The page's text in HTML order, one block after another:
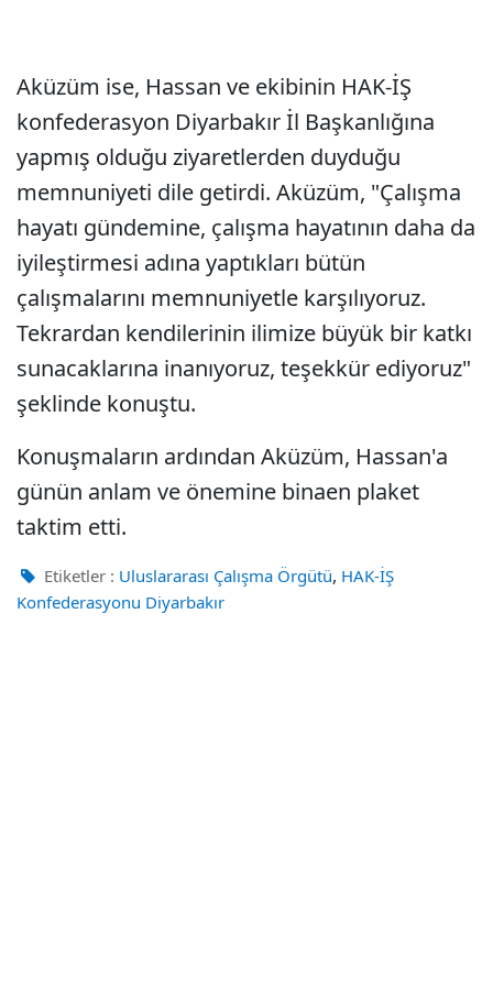
Aküzüm ise, Hassan ve ekibinin HAK-İŞ
konfederasyon Diyarbakır İl Başkanlığına
yapmış olduğu ziyaretlerden duyduğu
memnuniyeti dile getirdi. Aküzüm, "Çalışma
hayatı gündemine, çalışma hayatının daha da
iyileştirmesi adına yaptıkları bütün
çalışmalarını memnuniyetle karşılıyoruz.
Tekrardan kendilerinin ilimize büyük bir katkı
sunacaklarına inanıyoruz, teşekkür ediyoruz"
şeklinde konuştu.
Konuşmaların ardından Aküzüm, Hassan'a
günün anlam ve önemine binaen plaket
taktim etti.
Etiketler : Uluslararası Çalışma Örgütü, HAK-İŞ
Konfederasyonu Diyarbakır